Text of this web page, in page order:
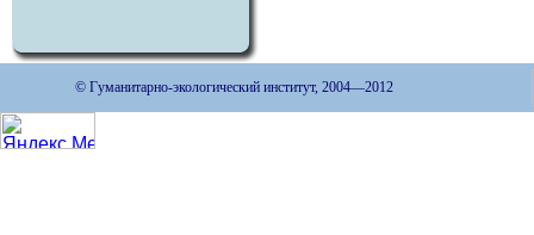
© Гуманитарно-экологический институт, 2004—2012